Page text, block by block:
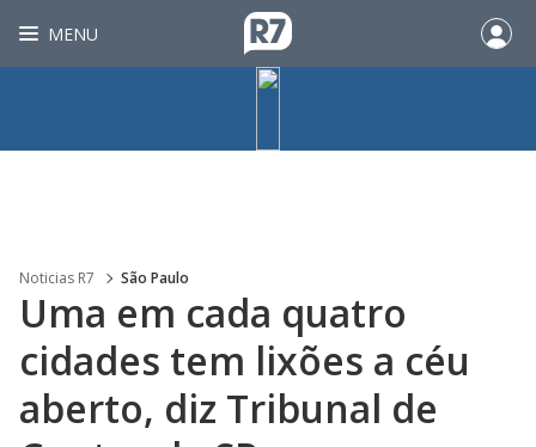
MENU
Noticias R7 São Paulo
Uma em cada quatro
cidades tem lixões a céu
aberto, diz Tribunal de